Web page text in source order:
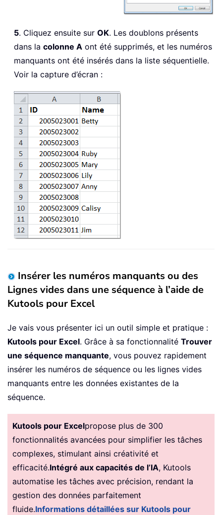
5. Cliquez ensuite sur OK. Les doublons présents
dans la colonne A ont été supprimés, et les numéros
manquants ont été insérés dans la liste séquentielle.
Voir la capture d’écran :
Insérer les numéros manquants ou des
Lignes vides dans une séquence à l’aide de
Kutools pour Excel
Je vais vous présenter ici un outil simple et pratique :
Kutools pour Excel. Grâce à sa fonctionnalité Trouver
une séquence manquante, vous pouvez rapidement
insérer les numéros de séquence ou les lignes vides
manquants entre les données existantes de la
séquence.
Kutools pour Excelpropose plus de 300
fonctionnalités avancées pour simplifier les tâches
complexes, stimulant ainsi créativité et
efficacité.Intégré aux capacités de l’IA, Kutools
automatise les tâches avec précision, rendant la
gestion des données parfaitement
fluide.Informations détaillées sur Kutools pour